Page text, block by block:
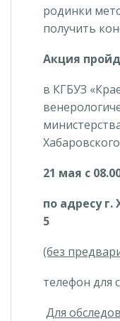
родинки
получить
Акция
в КГБУЗ
21 мая с
по адресу г.
5
(без
телефон для
Для